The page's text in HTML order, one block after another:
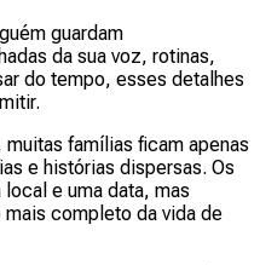
guardam
da sua voz, rotinas,
do tempo, esses detalhes
famílias ficam apenas
e histórias dispersas. Os
e uma data, mas
completo da vida de